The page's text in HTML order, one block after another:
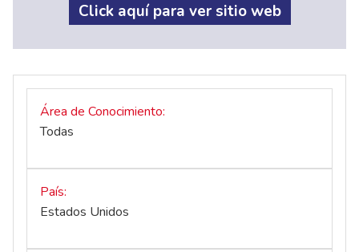
Click aquí para ver sitio web
Área de Conocimiento
Todas
País
Estados Unidos